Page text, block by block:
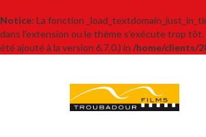
Notice: La fonction
dans l’extension ou le thème s’exécute trop
été ajouté à la version 6.7.0.) in /home/clients/